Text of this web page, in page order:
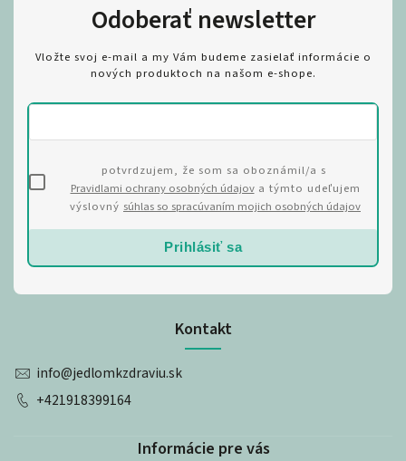
Kontakt
info@jedlomkzdraviu.sk
+421918399164
Informácie pre vás
Odoberať newsletter
Vložte svoj e-mail a my Vám budeme zasielať informácie o
nových produktoch na našom e-shope.
potvrdzujem, že som sa oboznámil/a s
Pravidlami ochrany osobných údajova týmto udeľujem
výslovný súhlas so spracúvaním mojich osobných údajov
Prihlásiť sa